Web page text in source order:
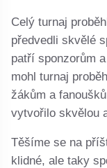
Celý turnaj
předvedli skvělé
patří sponzorům
mohl turnaj
žákům a
vytvořilo skvělou
Těšíme se na
klidné, ale taky